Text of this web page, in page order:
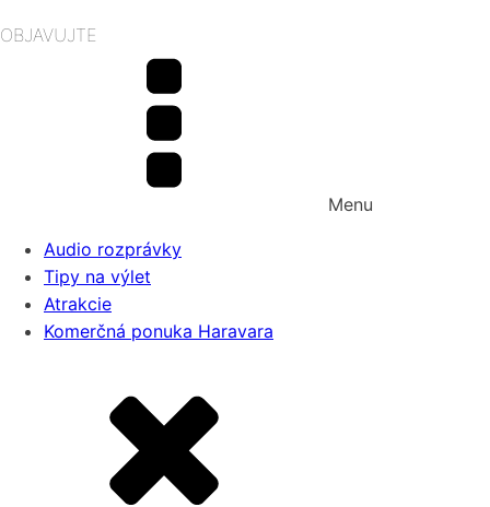
OBJAVUJTE
Menu
Audio rozprávky
Tipy na výlet
Atrakcie
Komerčná ponuka Haravara